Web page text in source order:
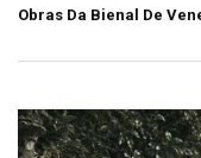
Obras Da Bienal De